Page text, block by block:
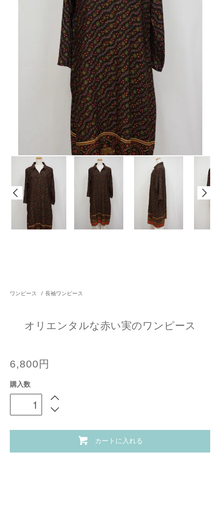
ワンピース / 長袖ワンピース
オリエンタルな赤い実のワンピース
6,800円
購入数
カートに入れる